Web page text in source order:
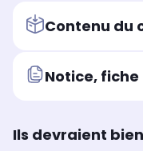
Type d'installation
Contenu du
Notice,
Ils devraient